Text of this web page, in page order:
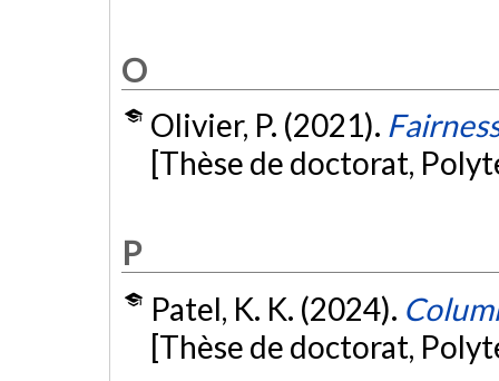
O
Olivier, P. (2021).
[Thèse de doctorat,
P
Patel, K. K. (2024).
[Thèse de doctorat,